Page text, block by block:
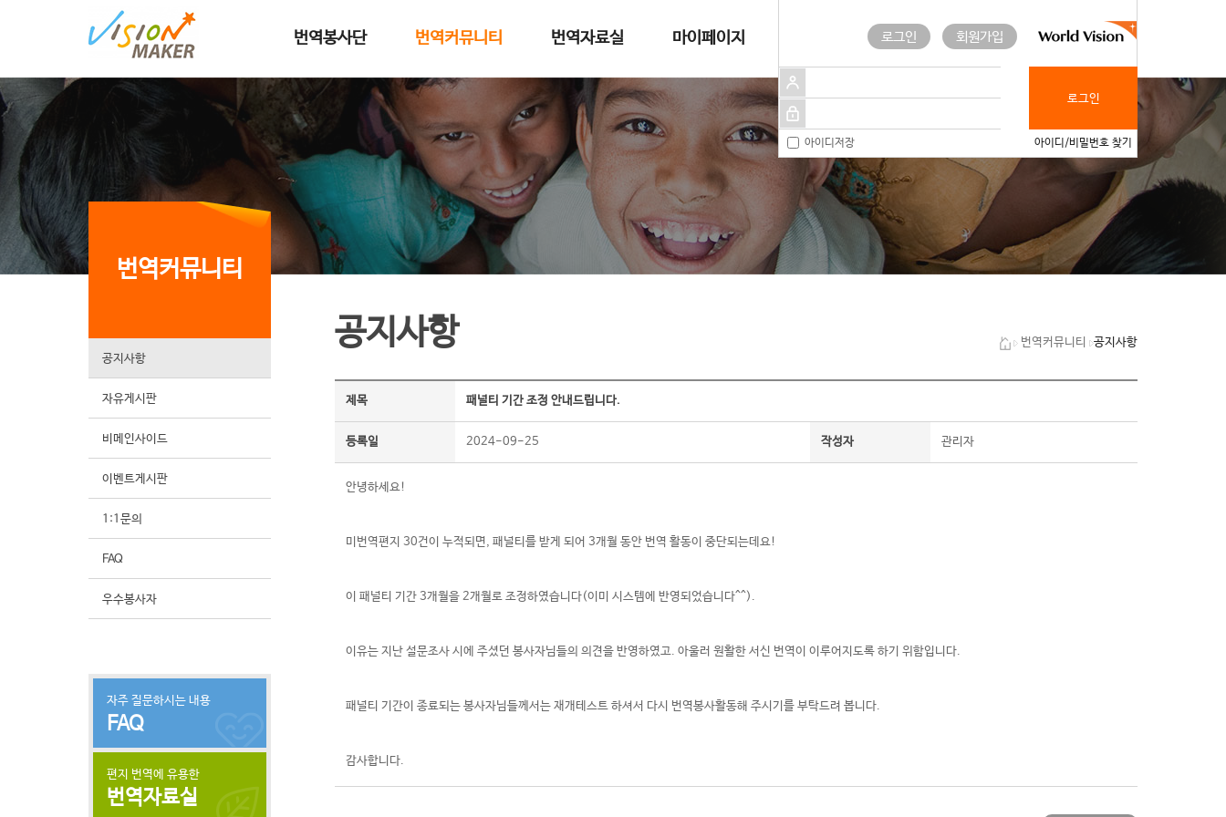
메인메뉴 건너뛰고 본문으로 이동
번역봉사단 번역커뮤니티 번역자료실 마이페이지 로그인 회원가입
로그인
아이디저장 아이디/비밀번호 찾기
번역커뮤니티
공지사항
자유게시판
비메인사이드
이벤트게시판
1:1문의
FAQ
우수봉사자
자주 질문하시는 내용
FAQ
편지 번역에 유용한
번역자료실
공지사항 번역커뮤니티 공지사항
제목 패널티 기간 조정 안내드립니다.
등록일 2024-09-25 작성자 관리자
안녕하세요!
미번역편지 30건이 누적되면, 패널티를 받게 되어 3개월 동안 번역 활동이 중단되는데요!
이 패널티 기간 3개월을 2개월로 조정하였습니다(이미 시스템에 반영되었습니다^^).
이유는 지난 설문조사 시에 주셨던 봉사자님들의 의견을 반영하였고. 아울러 원활한 서신 번역이 이루어지도록 하기 위함입니다.
패널티 기간이 종료되는 봉사자님들께서는 재개테스트 하셔서 다시 번역봉사활동해 주시기를 부탁드려 봅니다.
감사합니다.